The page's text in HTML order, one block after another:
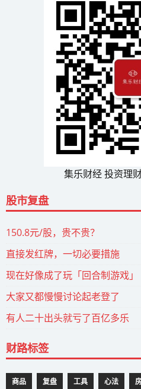
集乐财经 投资理
股市复盘
150.8元/股，贵不贵？
直接发红牌，一切必要措施
现在好像成了玩「回合制游戏」
大家又都慢慢讨论起老登了
有人二十出头就亏了百亿多乐
财路标签
商品 复盘 工具 心法